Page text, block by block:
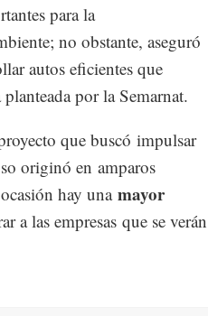
para la
no obstante, aseguró
autos eficientes que
por la Semarnat.
que buscó impulsar
originó en amparos
hay una mayor
a las empresas que se verán